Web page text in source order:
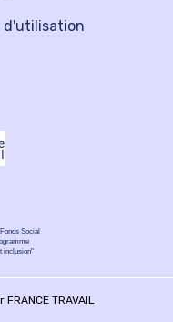
d'utilisation
Social
inclusion"
TRAVAIL